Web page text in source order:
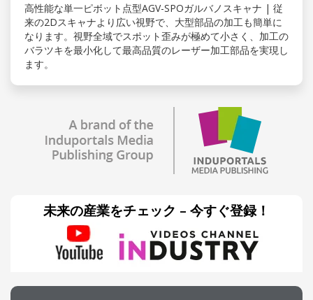
高性能な単一ピボット点型AGV-SPOガルバノスキャナ | 従
来の2Dスキャナより広い視野で、大型部品の加工も簡単に
なります。視野全域でスポット歪みが極めて小さく、加工の
バラツキを最小化して最高品質のレーザー加工部品を実現し
ます。
未来の産業をチェック – 今すぐ登録！